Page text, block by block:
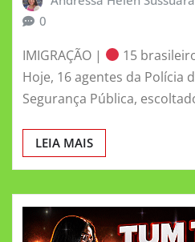
0
IMIGRAÇÃO |
15
Hoje, 16 agentes da Polícia
Segurança Pública,
LEIA MAIS